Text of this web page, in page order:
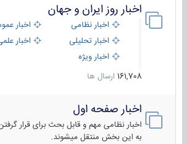
اخبار روز ایران و جهان
اخبار نظامی
اخبار
اخبار تحلیلی
اخبار علمی
اخبار ویژه
161,708 ارسال ها
اخبار صفحه اول
اخبار نظامی مهم و قابل بحث برای قرار گرفتن
به این بخش منتقل میشوند.